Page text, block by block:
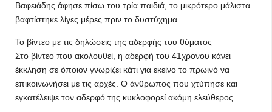
Βαφειάδης άφησε πίσω του τρία παιδιά, το μικρότερο μάλιστα
βαφτίστηκε λίγες μέρες πριν το δυστύχημα.
Το βίντεο με τις δηλώσεις της αδερφής του θύματος
Στο βίντεο που ακολουθεί, η αδερφή του 41χρονου κάνει
έκκληση σε όποιον γνωρίζει κάτι για εκείνο το πρωινό να
επικοινωνήσει με τις αρχές. Ο άνθρωπος που χτύπησε και
εγκατέλειψε τον αδερφό της κυκλοφορεί ακόμη ελεύθερος.